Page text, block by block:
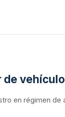
en régimen de